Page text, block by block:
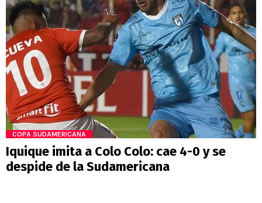
COPA SUDAMERICANA
Iquique imita a Colo Colo: cae 4-0 y se
despide de la Sudamericana